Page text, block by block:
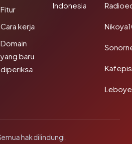
Fitur
Cara kerja
Domain
yang baru
diperiksa
Indonesia
hak dilindungi.